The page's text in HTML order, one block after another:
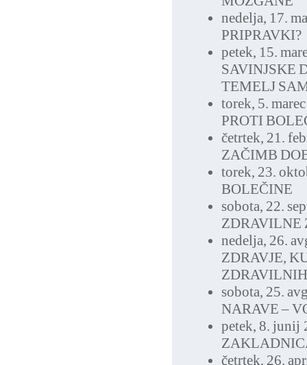
nedelja, 17.
PRIPRAVKI?
petek, 15.
SAVINJSKE
TEMELJ
torek, 5.
PROTI
četrtek, 21.
ZAČIMB
torek, 23.
BOLEČINE
sobota, 22.
ZDRAVILNE
nedelja, 26.
ZDRAVJE,
sobota, 25.
NARAVE –
petek, 8. junij
četrtek, 26.